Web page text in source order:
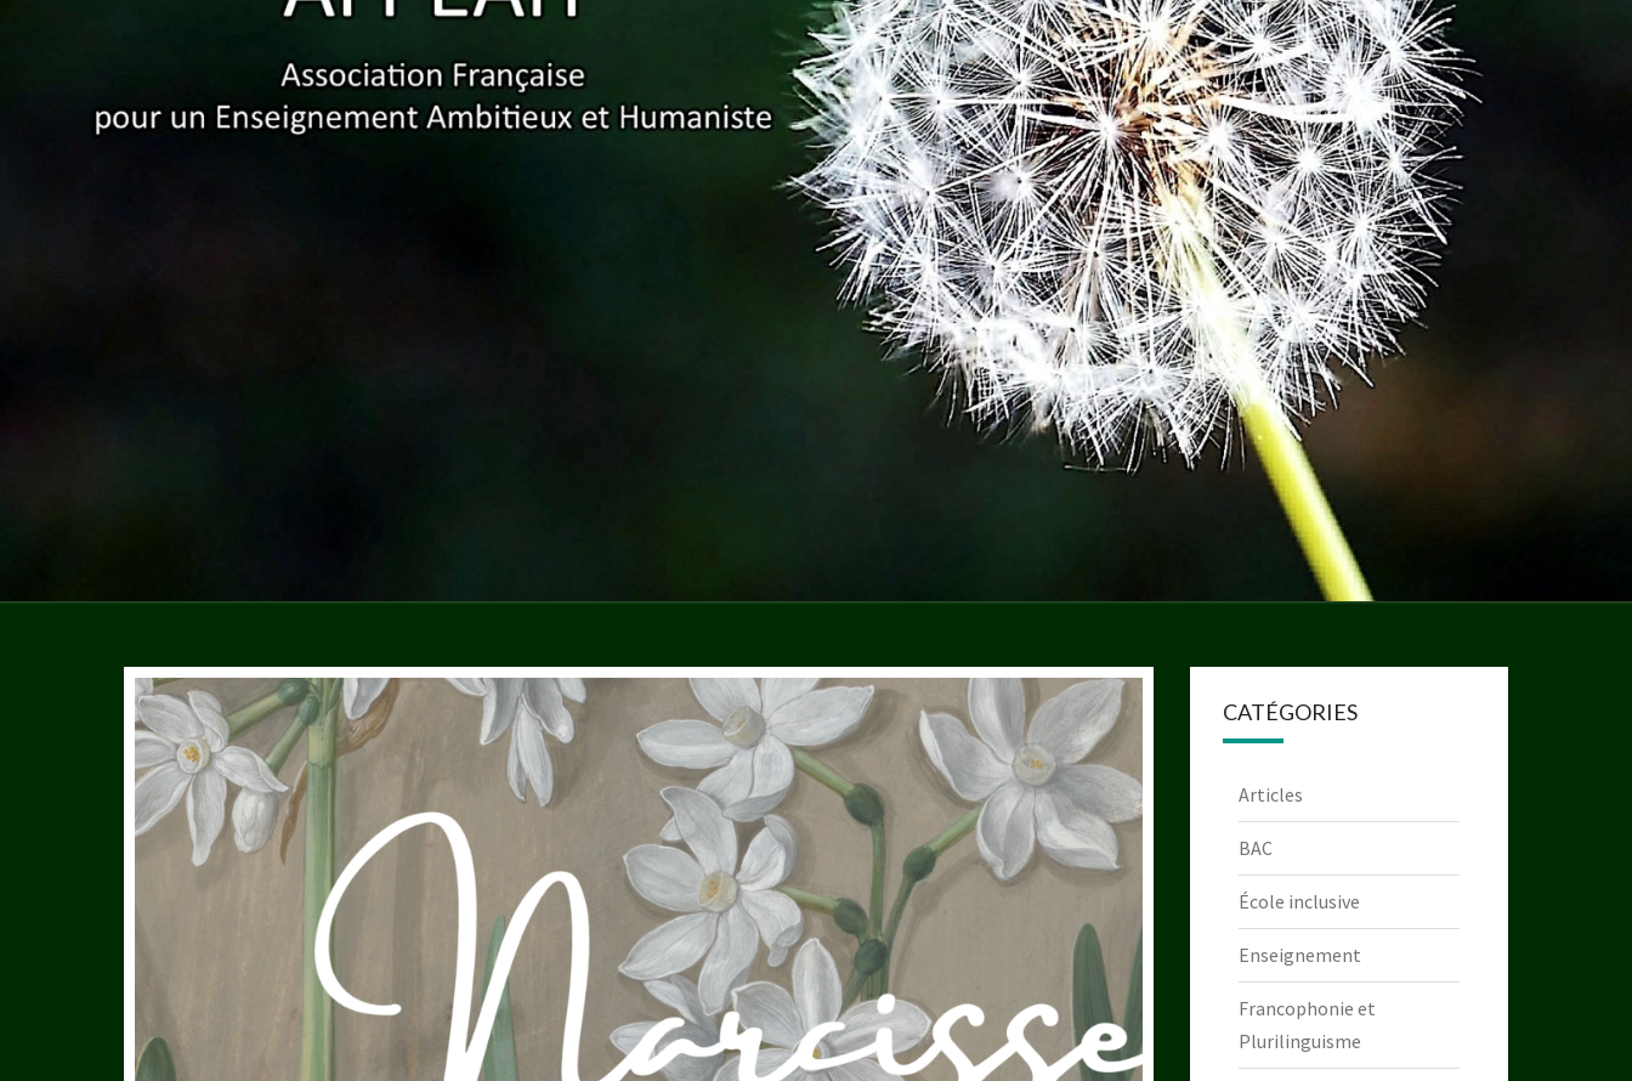
Association
Française
Pour Un
Enseignement
Ambitieux Et
Humaniste
CATÉGORIES
Articles
BAC
École inclusive
Enseignement
Francophonie et
Plurilinguisme